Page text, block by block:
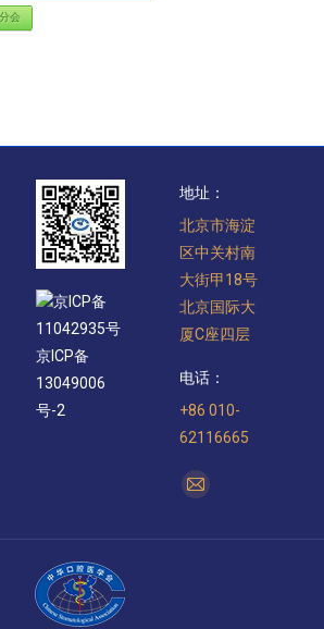
会
京ICP备
11042935号
京ICP备
13049006
号-2
地址：
北京市海淀
区中关村南
大街甲18号
北京国际大
厦C座四层
电话：
+86 010-
62116665
找到我们：
Mail